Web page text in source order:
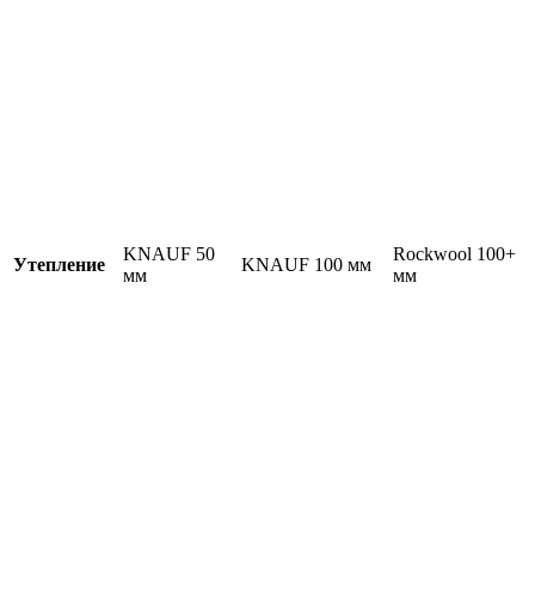
Утепление
KNAUF 50
мм
KNAUF 100 мм
Rockwool 100+
мм